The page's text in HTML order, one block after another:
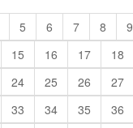
5 6 7 8 9
15 16 17 18
24 25 26 27
33 34 35 36